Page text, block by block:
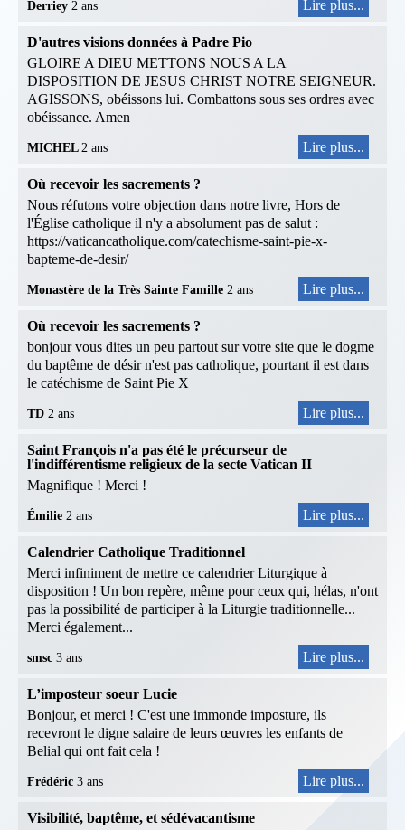
Derriey 2 ans Lire plus...
D'autres visions données à Padre Pio
GLOIRE A DIEU METTONS NOUS A LA
DISPOSITION DE JESUS CHRIST NOTRE SEIGNEUR.
AGISSONS, obéissons lui. Combattons sous ses ordres avec
obéissance. Amen
MICHEL 2 ans Lire plus...
Où recevoir les sacrements ?
Nous réfutons votre objection dans notre livre, Hors de
l'Église catholique il n'y a absolument pas de salut :
https://vaticancatholique.com/catechisme-saint-pie-x-
bapteme-de-desir/
Monastère de la Très Sainte Famille 2 ans Lire plus...
Où recevoir les sacrements ?
bonjour vous dites un peu partout sur votre site que le dogme
du baptême de désir n'est pas catholique, pourtant il est dans
le catéchisme de Saint Pie X
TD 2 ans Lire plus...
Saint François n'a pas été le précurseur de
l'indifférentisme religieux de la secte Vatican II
Magnifique ! Merci !
Émilie 2 ans Lire plus...
Calendrier Catholique Traditionnel
Merci infiniment de mettre ce calendrier Liturgique à
disposition ! Un bon repère, même pour ceux qui, hélas, n'ont
pas la possibilité de participer à la Liturgie traditionnelle...
Merci également...
smsc 3 ans Lire plus...
L’imposteur soeur Lucie
Bonjour, et merci ! C'est une immonde imposture, ils
recevront le digne salaire de leurs œuvres les enfants de
Belial qui ont fait cela !
Frédéric 3 ans Lire plus...
Visibilité, baptême, et sédévacantisme